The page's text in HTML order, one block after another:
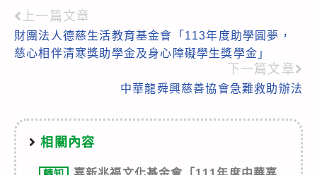
Read
more
上一篇文章
財團法人德慈生活教育基金會「113年度助學圓夢，
慈心相伴清寒獎助學金及身心障礙學生獎學金」
下一篇文章
中華龍舜興慈善協會急難救助辦法
相關內容